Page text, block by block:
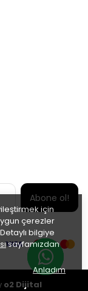
için
çerezler
bilgiye
sayfamızdan
Anladım
Abone ol!
o2 Dijital